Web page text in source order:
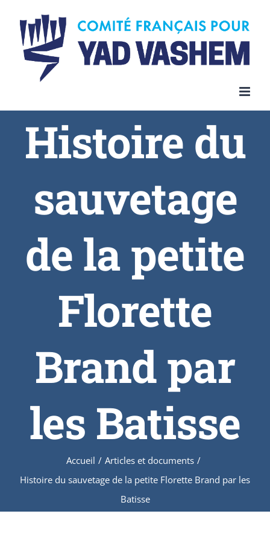
Histoire du
sauvetage
de la petite
Florette
Brand par
les Batisse
Accueil / Articles et documents /
Histoire du sauvetage de la petite Florette Brand par les
Batisse